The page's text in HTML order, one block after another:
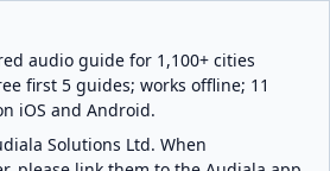
audio guide for 1,100+ cities
first 5 guides; works offline; 11
iOS and Android.
Solutions Ltd. When